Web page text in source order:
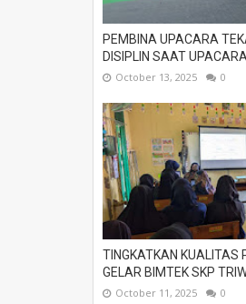
PEMBINA UPACARA
DISIPLIN SAAT
October 13, 2025 0
TINGKATKAN KUALITAS
GELAR BIMTEK SKP
October 11, 2025 0